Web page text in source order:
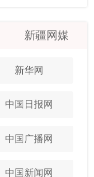
新疆网媒
新华网
中国日报网
中国广播网
中国新闻网